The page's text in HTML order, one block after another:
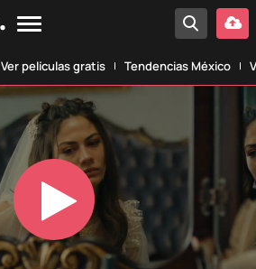
Ver películas gratis Tendencias México
Play